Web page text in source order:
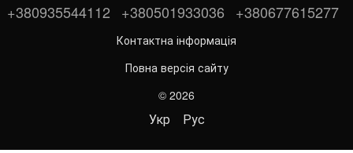
+380935544112 +380501933036 +380677615277
Контактна інформація
Повна версія сайту
© 2026
Укр Рус